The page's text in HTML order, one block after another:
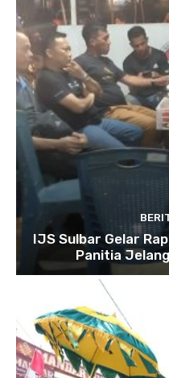
IJS Sulbar Gelar
Panitia